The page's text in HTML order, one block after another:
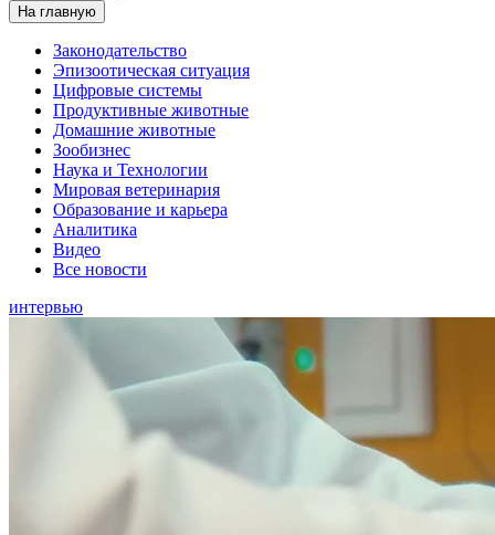
На главную
Законодательство
Эпизоотическая ситуация
Цифровые системы
Продуктивные животные
Домашние животные
Зообизнес
Наука и Технологии
Мировая ветеринария
Образование и карьера
Аналитика
Видео
Все новости
интервью